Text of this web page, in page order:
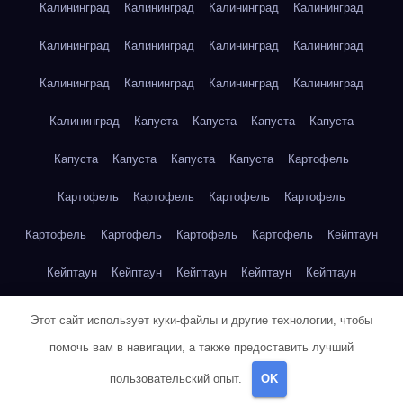
Калининград Калининград Калининград Калининград
Калининград Калининград Калининград Калининград
Калининград Калининград Калининград Калининград
Калининград Капуста Капуста Капуста Капуста
Капуста Капуста Капуста Капуста Картофель
Картофель Картофель Картофель Картофель
Картофель Картофель Картофель Картофель Кейптаун
Кейптаун Кейптаун Кейптаун Кейптаун Кейптаун
Кейптаун Кейптаун Кейптаун Кейптаун Кейптаун
Кейптаун Кейптаун Кейптаун
Этот сайт использует куки-файлы и другие технологии, чтобы
помочь вам в навигации, а также предоставить лучший
пользовательский опыт. OK